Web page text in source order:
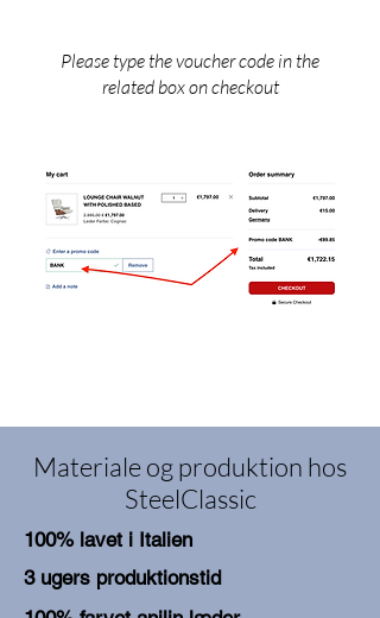
Please type the voucher code in the
related box on checkout
Materiale og produktion hos
SteelClassic
100% lavet i Italien
3 ugers produktionstid